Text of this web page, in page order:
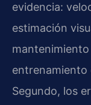
evidencia:
estimación
entrenamiento
Segundo, los